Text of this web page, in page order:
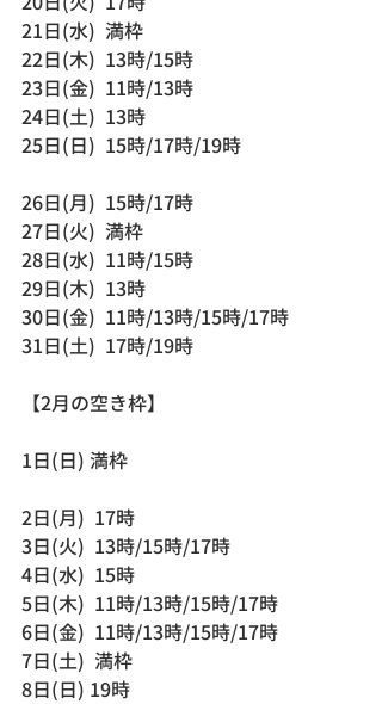
21日(水)  満枠
22日(木)  13時/15時
23日(金)  11時/13時
24日(土)  13時
25日(日)  15時/17時/19時
26日(月)  15時/17時
27日(火)  満枠
28日(水)  11時/15時
29日(木)  13時
30日(金)  11時/13時/15時/17時
31日(土)  17時/19時
【2月の空き枠】
1日(日) 満枠
2日(月)  17時
3日(火)  13時/15時/17時
4日(水)  15時
5日(木)  11時/13時/15時/17時
6日(金)  11時/13時/15時/17時
7日(土)  満枠
8日(日) 19時